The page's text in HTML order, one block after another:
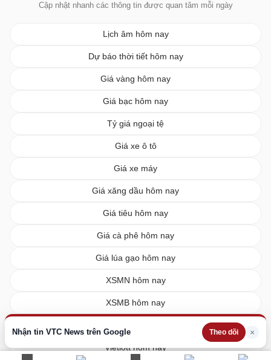
Nhận tin VTC News trên Google Theo dõi ×
Cập nhật nhanh các thông tin được quan tâm mỗi ngày
Lịch âm hôm nay
Dự báo thời tiết hôm nay
Giá vàng hôm nay
Giá bạc hôm nay
Tỷ giá ngoại tệ
Giá xe ô tô
Giá xe máy
Giá xăng dầu hôm nay
Giá tiêu hôm nay
Giá cà phê hôm nay
Giá lúa gạo hôm nay
XSMN hôm nay
XSMB hôm nay
Vietlott hôm nay